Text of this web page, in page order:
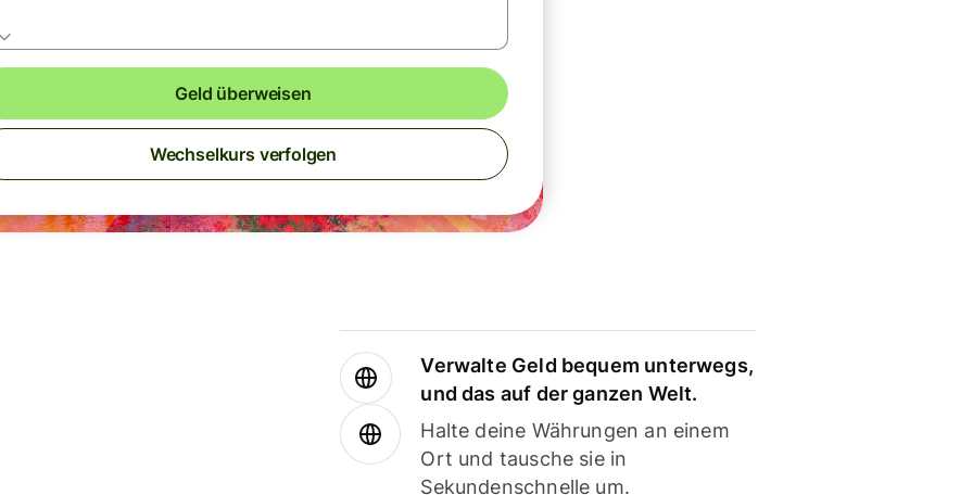
Geld überweisen
Wechselkurs verfolgen
Verwalte Geld bequem unterwegs,
und das auf der ganzen Welt.
Halte deine Währungen an einem
Ort und tausche sie in
Sekundenschnelle um.